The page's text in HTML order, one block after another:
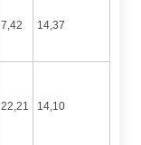
7,42 14,37
22,21 14,10